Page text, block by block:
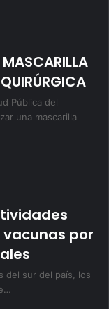
Pública del
una mascarilla
por
del sur del país, los